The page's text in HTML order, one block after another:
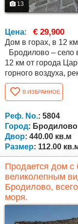
13
Цена: € 29,900
Дом в горах, в 12
12 км от города Царево
горного воздуха,
селом, и близости
местом для
экотуризма. В
Излюбленное место
состоит из двух...
В ИЗБРАННОЕ
Реф. No.: 5804
Город: Бродилово
Двор: 440.00 кв.м
Размер: 112.00
Продается дом
великолепным
Бродилово,
моря.